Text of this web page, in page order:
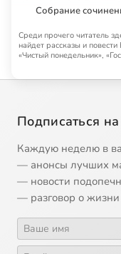
Собрание
Среди прочего читатель
найдет рассказы и повести
«Чистый понедельник»,
Подписаться
Каждую неделю в
— анонсы лучших
— новости
— разговор о